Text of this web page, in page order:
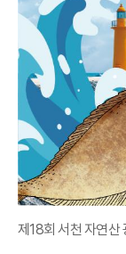
제18회 서천 자연산